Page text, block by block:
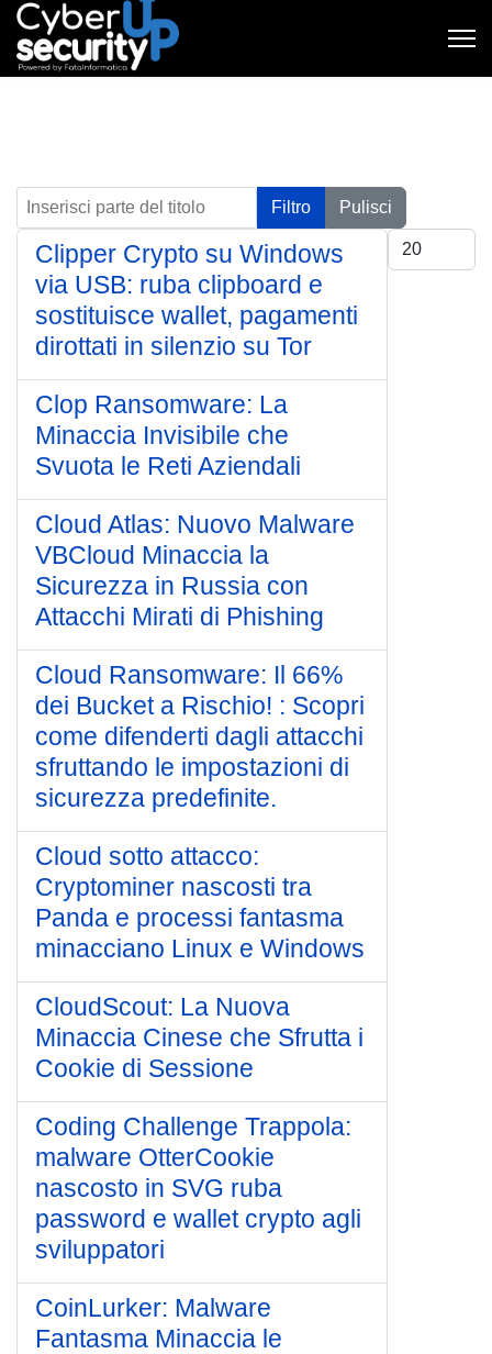
Inserisci parte del titolo Filtro
Pulisci
Visualizza #
Clipper Crypto su Windows
via USB: ruba clipboard e
sostituisce wallet, pagamenti
dirottati in silenzio su Tor
Clop Ransomware: La
Minaccia Invisibile che
Svuota le Reti Aziendali
Cloud Atlas: Nuovo Malware
VBCloud Minaccia la
Sicurezza in Russia con
Attacchi Mirati di Phishing
Cloud Ransomware: Il 66%
dei Bucket a Rischio! : Scopri
come difenderti dagli attacchi
sfruttando le impostazioni di
sicurezza predefinite.
Cloud sotto attacco:
Cryptominer nascosti tra
Panda e processi fantasma
minacciano Linux e Windows
CloudScout: La Nuova
Minaccia Cinese che Sfrutta i
Cookie di Sessione
Coding Challenge Trappola:
malware OtterCookie
nascosto in SVG ruba
password e wallet crypto agli
sviluppatori
CoinLurker: Malware
Fantasma Minaccia le